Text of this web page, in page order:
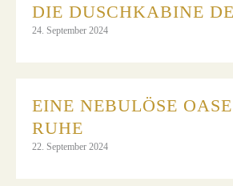
DIE DUSCHKABINE
24. September 2024
EINE NEBULÖSE
RUHE
22. September 2024